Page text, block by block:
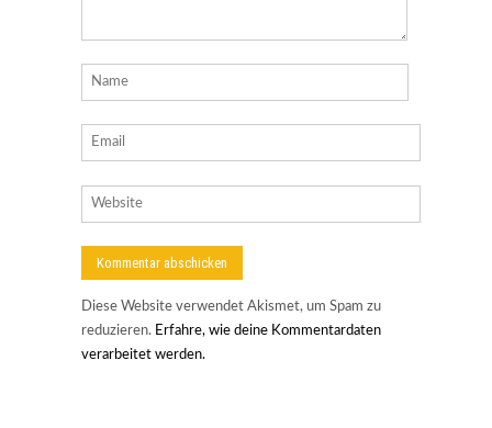
Diese Website verwendet Akismet, um Spam zu
reduzieren. Erfahre, wie deine Kommentardaten
verarbeitet werden.